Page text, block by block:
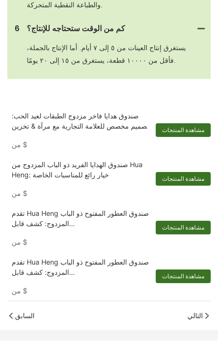
6 كم من الوقت ستحتاجه للإنتاج؟
يستغرق إنتاج العينات من ٥ إلى ٧ أيام. أما الإنتاج بالجملة،
صندوق هدايا فاخر مزدوج الطبقات لعيد الحب:
تصميم مخصص للعلامة التجارية مع مرآة & تخزين
$
مشاهدة المنتجات
صندوق الهدايا الفريد ذو الباب المزدوج من Hua
Heng: خيار رائع للمناسبات الخاصة
$
مشاهدة المنتجات
تقدم Hua Heng صندوق العطور المفتوح ذو الباب
المزدوج: كشف قابل
$
مشاهدة المنتجات
تقدم Hua Heng صندوق العطور المفتوح ذو الباب
المزدوج: كشف قابل
$
مشاهدة المنتجات
السابق التالي